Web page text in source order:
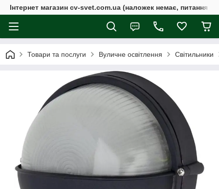
Інтернет магазин cv-svet.com.ua (наложек немає, питання у
Товари та послуги Вуличне освітлення Світильники